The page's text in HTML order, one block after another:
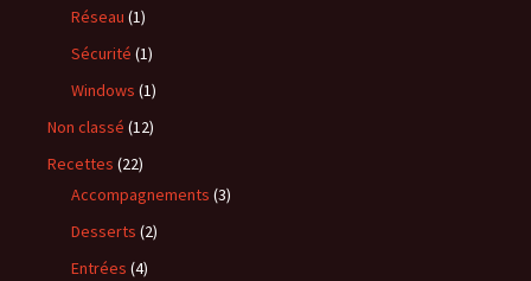
Réseau (1)
Sécurité (1)
Windows (1)
Non classé (12)
Recettes (22)
Accompagnements (3)
Desserts (2)
Entrées (4)